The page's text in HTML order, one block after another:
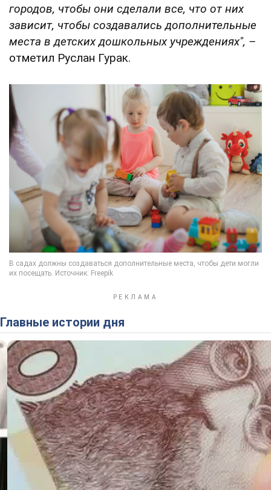
городов, чтобы они сделали все, что от них
зависит, чтобы создавались дополнительные
места в детских дошкольных учреждениях", –
отметил Руслан Гурак.
Главные истории дня